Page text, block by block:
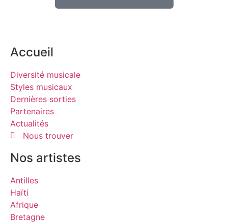
Accueil
Diversité musicale
Styles musicaux
Dernières sorties
Partenaires
Actualités
Nous trouver
Nos artistes
Antilles
Haïti
Afrique
Bretagne